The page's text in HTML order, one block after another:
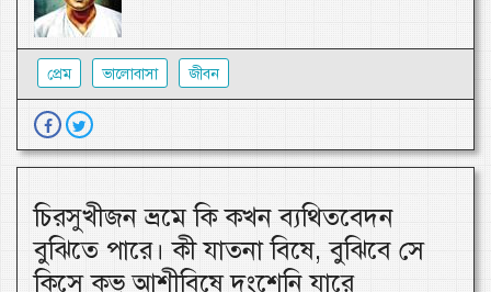
প্রেম ভালোবাসা জীবন
চিরসুখীজন ভ্রমে কি কখন ব্যথিতবেদন
বুঝিতে পারে। কী যাতনা বিষে, বুঝিবে সে
কিসে কভূ আশীবিষে দংশেনি যারে